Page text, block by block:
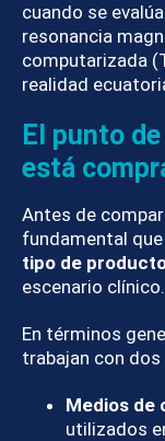
cuando se
resonancia
computarizada
realidad
El punto
está
Antes de
fundamental
tipo de
escenario clínico.
En términos
trabajan con
Medios de
utilizados